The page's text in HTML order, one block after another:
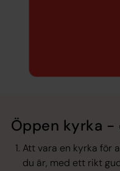
Öppen kyrka -
Att vara en kyrka för
du är, med ett rikt